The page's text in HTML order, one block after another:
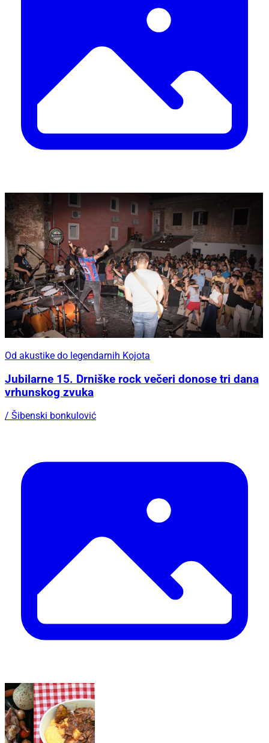
Od akustike do legendarnih Kojota
Jubilarne 15. Drniške rock večeri donose tri dana
vrhunskog zvuka
/ Šibenski bonkulović